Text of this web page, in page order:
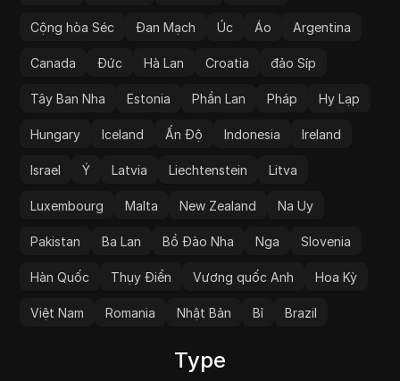
Cộng hòa Séc Đan Mạch Úc Áo Argentina
Canada Đức Hà Lan Croatia đảo Síp
Tây Ban Nha Estonia Phần Lan Pháp Hy Lạp
Hungary Iceland Ấn Độ Indonesia Ireland
Israel Ý Latvia Liechtenstein Litva
Luxembourg Malta New Zealand Na Uy
Pakistan Ba Lan Bồ Đào Nha Nga Slovenia
Hàn Quốc Thụy Điển Vương quốc Anh Hoa Kỳ
Việt Nam Romania Nhật Bản Bỉ Brazil
Type